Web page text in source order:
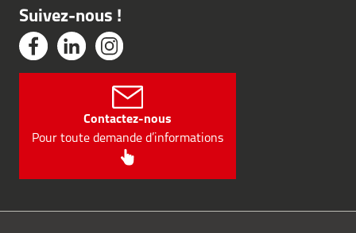
Suivez-nous !
Contactez-nous
Pour toute demande d’informations